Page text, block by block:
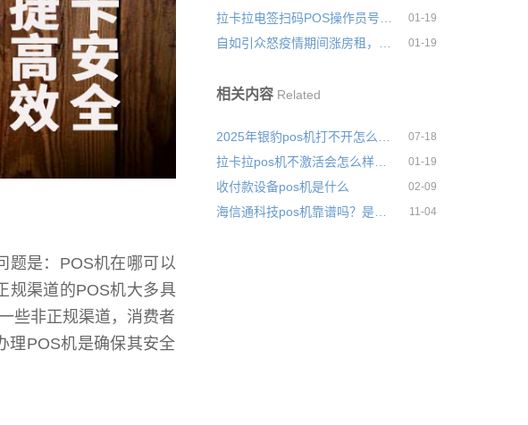
题是：POS机在哪可以
规渠道的POS机大多具
些非正规渠道，消费者
理POS机是确保其安全
01-19
01-19
相关内容 Related
07-18
拉卡拉pos机不激活会怎么样？有没有什么后果 01-19
收付款设备pos机是什么 02-09
海信通科技pos机靠谱吗？是不是正规支付公司产品 11-04